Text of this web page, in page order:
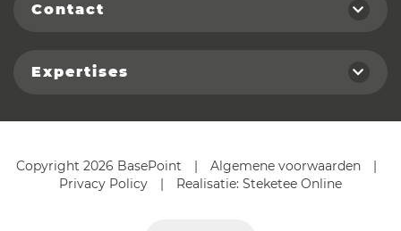
Contact
Expertises
Copyright 2026 BasePoint | Algemene voorwaarden
|
Privacy Policy
| Realisatie: Steketee Online